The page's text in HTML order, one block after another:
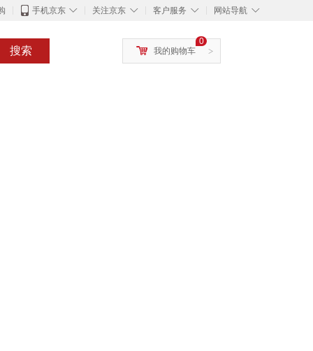
◇
手机京东 ◇
关注京东 ◇
客户服务 ◇
网站导航
搜索 >
0
我的购物车